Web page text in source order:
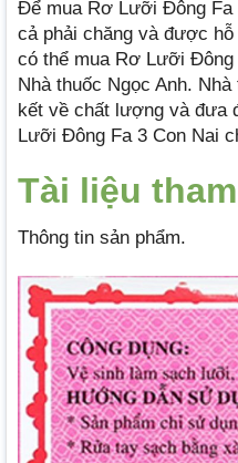
Để mua Rơ Lưỡi Đông Fa
cả phải chăng và được
có thể mua Rơ Lưỡi
Nhà thuốc Ngọc Anh.
kết về chất lượng và đưa
Lưỡi Đông Fa 3 Con Nai
Tài liệu
Thông tin sản phẩm.